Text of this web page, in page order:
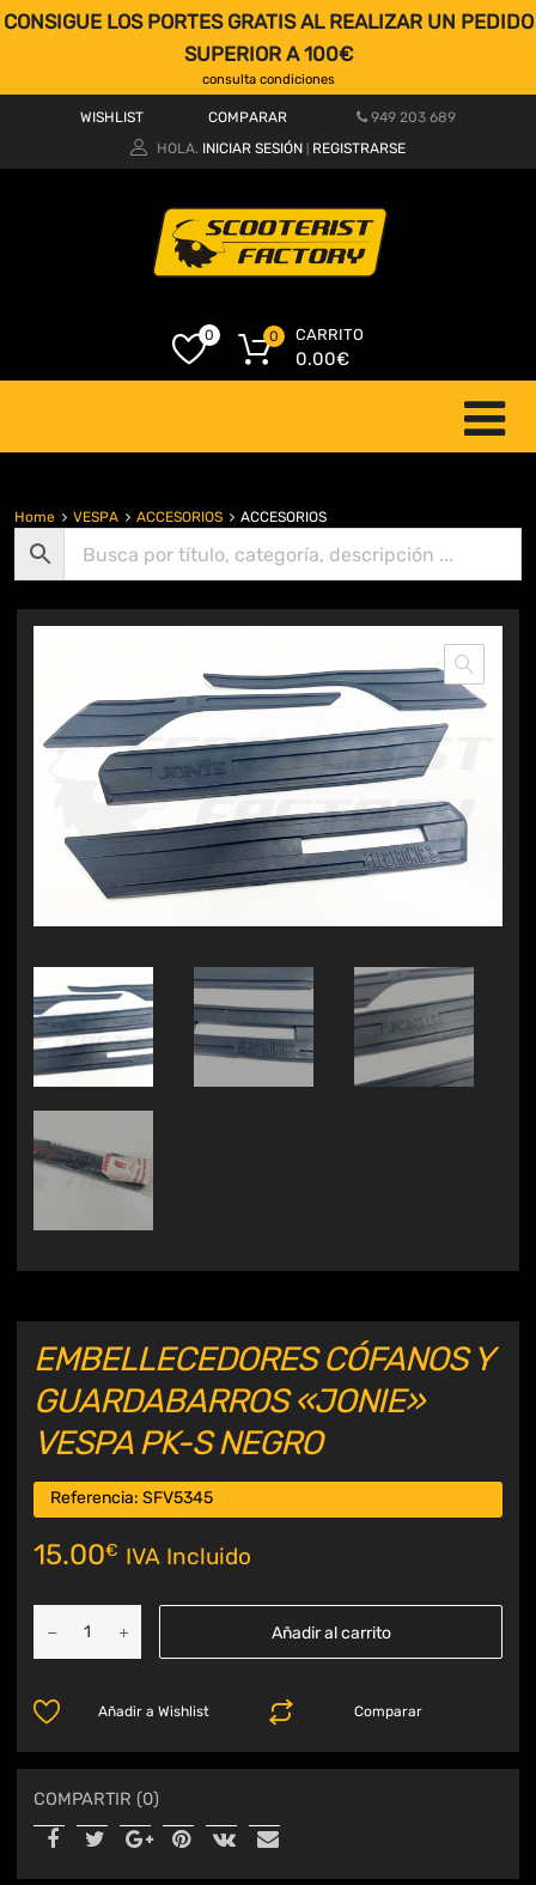
CONSIGUE LOS PORTES GRATIS AL REALIZAR UN PEDIDO
SUPERIOR A 100€
consulta condiciones
WISHLIST COMPARAR
949 203 689
HOLA. INICIAR SESIÓN REGISTRARSE
0 CARRITO
0.00€
0
Home VESPA ACCESORIOS ACCESORIOS
EMBELLECEDORES CÓFANOS Y
GUARDABARROS «JONIE»
VESPA PK-S NEGRO
Referencia: SFV5345
15.00€ IVA Incluido
Añadir al carrito
Comparar
Añadir a Wishlist
COMPARTIR (0)